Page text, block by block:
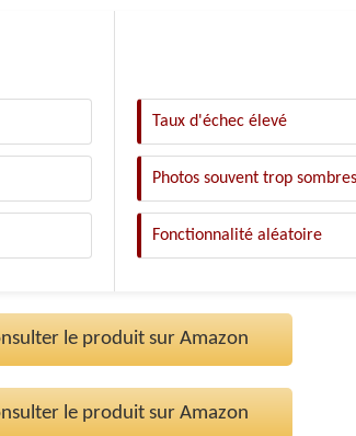
Taux d'échec élevé
Photos souvent trop sombres
Fonctionnalité aléatoire
le produit sur Amazon
le produit sur Amazon